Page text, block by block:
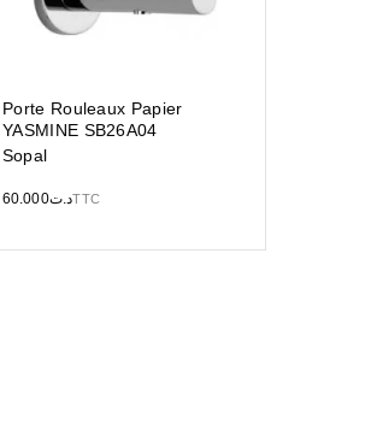
Porte Rouleaux Papier
YASMINE SB26A04
Sopal
د.ت60.000 TTC